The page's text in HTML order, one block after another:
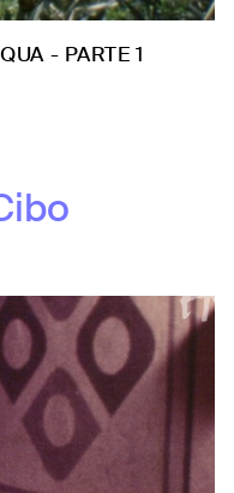
- PARTE 1